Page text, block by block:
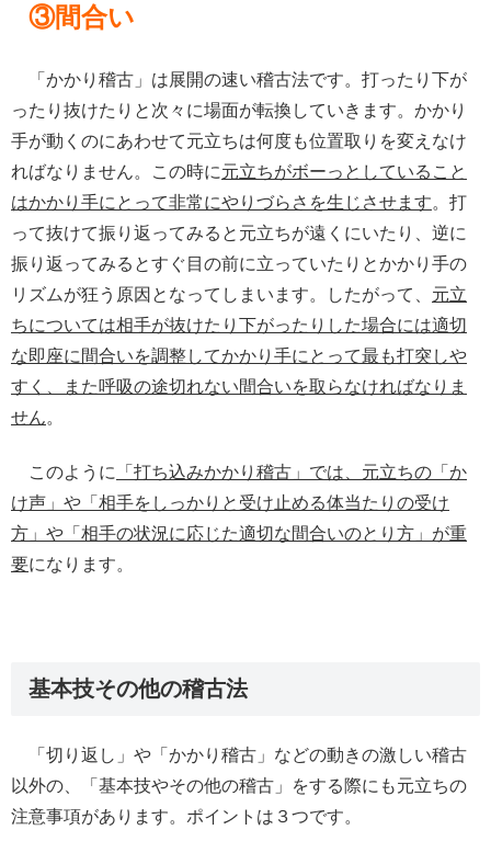
③間合い
「かかり稽古」は展開の速い稽古法です。打ったり下が
ったり抜けたりと次々に場面が転換していきます。かかり
手が動くのにあわせて元立ちは何度も位置取りを変えなけ
ればなりません。この時に元立ちがボーっとしていること
はかかり手にとって非常にやりづらさを生じさせます。打
って抜けて振り返ってみると元立ちが遠くにいたり、逆に
振り返ってみるとすぐ目の前に立っていたりとかかり手の
リズムが狂う原因となってしまいます。したがって、 元立
ちについては相手が抜けたり下がったりした場合には適切
な即座に間合いを調整してかかり手にとって最も打突しや
すく、また呼吸の途切れない間合いを取らなければなりま
せん。
このように
「打ち込みかかり稽古」では、元立ちの「か
け声」や「相手をしっかりと受け止める体当たりの受け
方」や「相手の状況に応じた適切な間合いのとり方」が重
要になります。
基本技その他の稽古法
「切り返し」や「かかり稽古」などの動きの激しい稽古
以外の、「基本技やその他の稽古」をする際にも元立ちの
注意事項があります。ポイントは３つです。